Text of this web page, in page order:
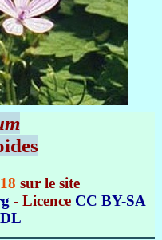
sur le site
- Licence CC BY-SA